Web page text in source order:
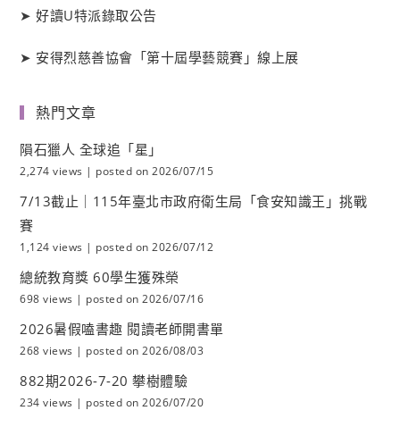
➤好讀U特派錄取公告
➤ 安得烈慈善協會「第十屆學藝競賽」線上展
熱門文章
隕石獵人 全球追「星」
2,274 views | posted on 2026/07/15
7/13截止｜115年臺北市政府衛生局「食安知識王」挑戰
賽
1,124 views | posted on 2026/07/12
總統教育獎 60學生獲殊榮
698 views | posted on 2026/07/16
2026暑假嗑書趣 閱讀老師開書單
268 views | posted on 2026/08/03
882期2026-7-20 攀樹體驗
234 views | posted on 2026/07/20